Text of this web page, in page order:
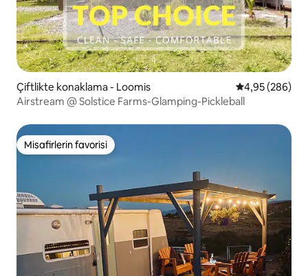
Çiftlikte konaklama - Loomis 5 üzerinden
4,95 (286)
Airstream @ Solstice Farms-Glamping-Pickleball
Misafirlerin favorisi
Misafirlerin favorisi